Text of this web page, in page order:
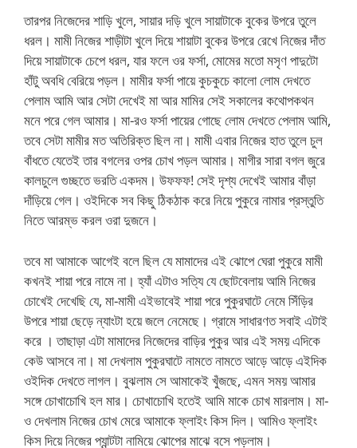
তারপর নিজেদের শাড়ি খুলে, সায়ার দড়ি খুলে সায়াটাকে বুকের উপরে তুলে
ধরল। মামী নিজের শাড়ীটা খুলে দিয়ে শায়াটা বুকের উপরে রেখে নিজের দাঁত
দিয়ে সায়াটাকে চেপে ধরল, যার ফলে ওর ফর্সা, মোমের মতো মসৃণ পাদুটো
হাঁটু অবধি বেরিয়ে পড়ল। মামীর ফর্সা পায়ে কুচকুচে কালো লোম দেখতে
পেলাম আমি আর সেটা দেখেই মা আর মামির সেই সকালের কথোপকথন
মনে পরে গেল আমার। মা-রও ফর্সা পায়ের গোছে লোম দেখতে পেলাম আমি,
তবে সেটা মামীর মত অতিরিক্ত ছিল না। মামী এবার নিজের হাত তুলে চুল
বাঁধতে যেতেই তার বগলের ওপর চোখ পড়ল আমার। মাগীর সারা বগল জুরে
কালচুলে গুচ্ছতে ভরতি একদম। উফফফ! সেই দৃশ্য দেখেই আমার বাঁড়া
দাঁড়িয়ে গেল। ওইদিকে সব কিছু ঠিকঠাক করে নিয়ে পুকুরে নামার প্রস্তুতি
নিতে আরম্ভ করল ওরা দুজনে।
তবে মা আমাকে আগেই বলে ছিল যে মামাদের এই ঝোপে ঘেরা পুকুরে মামী
কখনই শায়া পরে নামে না। হ্যাঁ এটাও সত্যি যে ছোটবেলায় আমি নিজের
চোখেই দেখেছি যে, মা-মামী এইভাবেই শায়া পরে পুকুরঘাটে নেমে সিঁড়ির
উপরে শায়া ছেড়ে ন্যাংটা হয়ে জলে নেমেছে। গ্রামে সাধারণত সবাই এটাই
করে । তাছাড়া এটা মামাদের নিজেদের বাড়ির পুকুর আর এই সময় এদিকে
কেউ আসবে না। মা দেখলাম পুকুরঘাটে নামতে নামতে আড়ে আড়ে এইদিক
ওইদিক দেখতে লাগল। বুঝলাম সে আমাকেই খুঁজছে, এমন সময় আমার
সঙ্গে চোখাচোখি হল মার। চোখাচোখি হতেই আমি মাকে চোখ মারলাম। মা-
ও দেখলাম নিজের চোখ মেরে আমাকে ফ্লাইং কিস দিল। আমিও ফ্লাইং
কিস দিয়ে নিজের প্যান্টটা নামিয়ে ঝোপের মাঝে বসে পড়লাম।